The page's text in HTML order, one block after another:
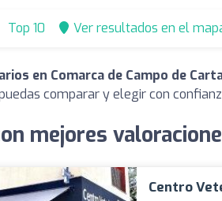
Top 10 Ver resultados en el
en Comarca de Campo de
comparar y elegir con
mejores
Centro